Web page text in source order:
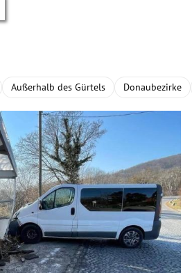
Außerhalb des Gürtels Donaubezirke